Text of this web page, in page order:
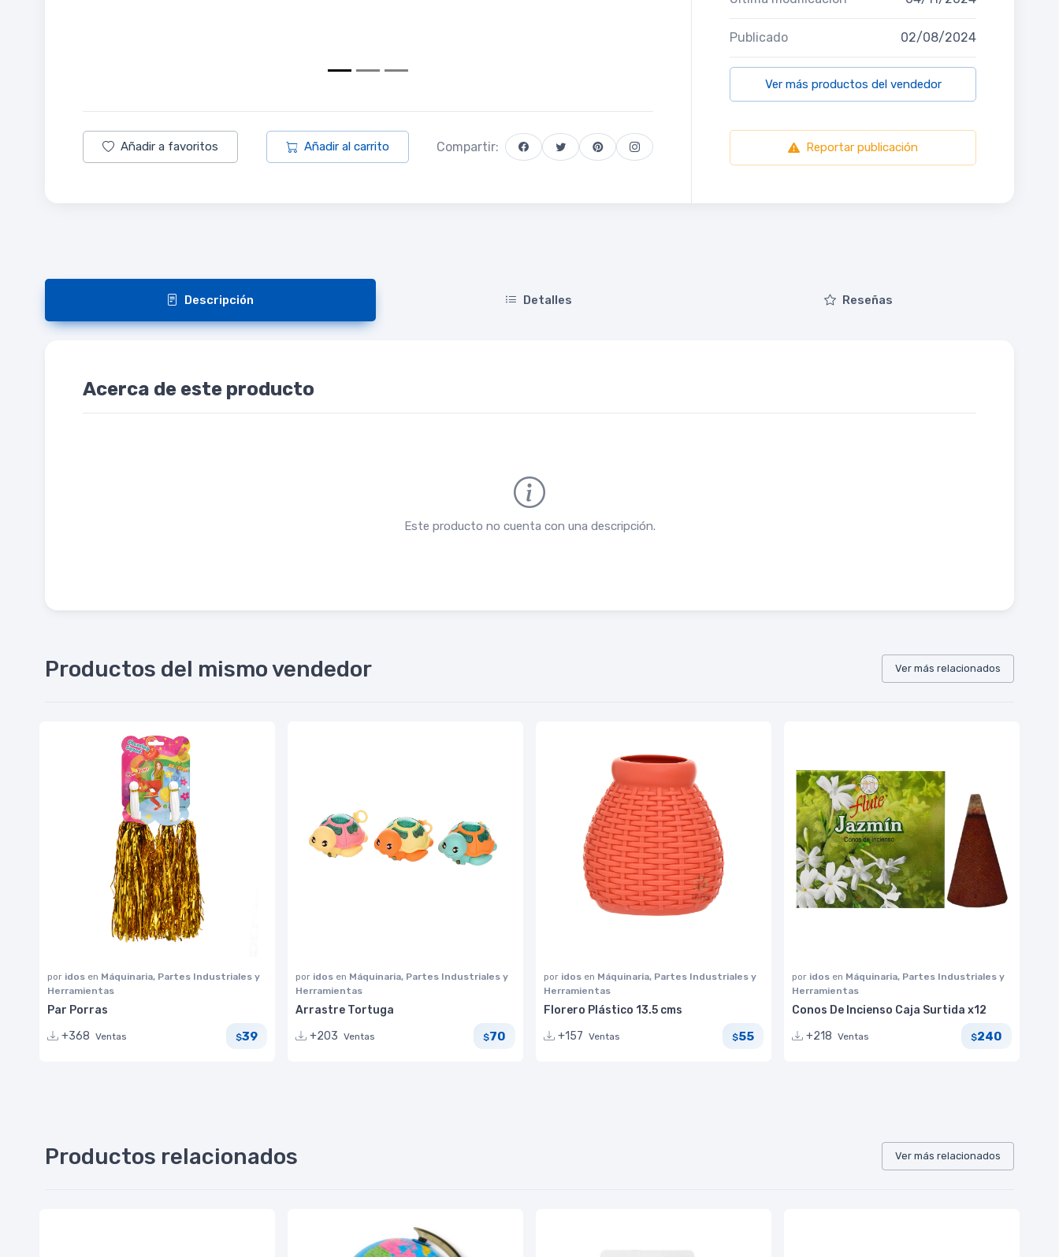
Añadir a favoritos Añadir al carrito Compartir:
Publicado 02/08/2024
Ver más productos del vendedor
Reportar publicación
Descripción Detalles Reseñas
Acerca de este producto
Este producto no cuenta con una descripción.
Productos del mismo vendedor Ver más relacionados
por idos en Máquinaria, Partes Industriales y
Herramientas
Par Porras
+368 Ventas $39
por idos en Máquinaria, Partes Industriales y
Herramientas
Arrastre Tortuga
+203 Ventas $70
por idos en Máquinaria, Partes Industriales y
Herramientas
Florero Plástico 13.5 cms
+157 Ventas $55
por idos en Máquinaria, Partes Industriales y
Herramientas
Conos De Incienso Caja Surtida x12
+218 Ventas $240
Productos relacionados Ver más relacionados